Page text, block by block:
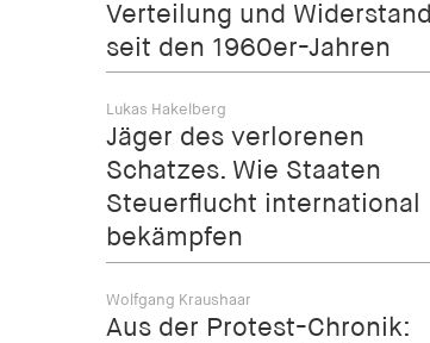
Verteilung und Widerstand
seit den 1960er-Jahren
Lukas Hakelberg
Jäger des verlorenen
Schatzes. Wie Staaten
Steuerflucht international
bekämpfen
Wolfgang Kraushaar
Aus der Protest-Chronik: